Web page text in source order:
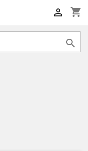
shopping_cart

